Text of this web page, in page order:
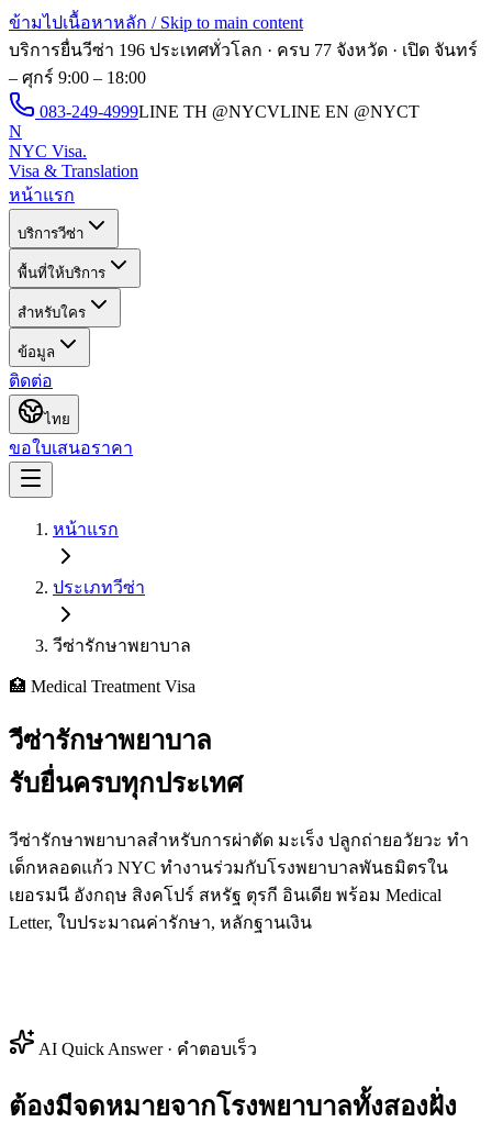
ข้ามไปเนื้อหาหลัก / Skip to main content
บริการยื่นวีซ่า 196 ประเทศทั่วโลก · ครบ 77 จังหวัด · เปิด จันทร์
– ศุกร์ 9:00 – 18:00
083-249-4999LINE TH @NYCVLINE EN @NYCT
N
NYC Visa.
Visa & Translation
หน้าแรก
บริการวีซ่า
พื้นที่ให้บริการ
สำหรับใคร
ข้อมูล
ติดต่อ
ไทย
ขอใบเสนอราคา
หน้าแรก
ประเภทวีซ่า
วีซ่ารักษาพยาบาล
🏥 Medical Treatment Visa
วีซ่ารักษาพยาบาล
รับยื่นครบทุกประเทศ
วีซ่ารักษาพยาบาลสำหรับการผ่าตัด มะเร็ง ปลูกถ่ายอวัยวะ ทำ
เด็กหลอดแก้ว NYC ทำงานร่วมกับโรงพยาบาลพันธมิตรใน
เยอรมนี อังกฤษ สิงคโปร์ สหรัฐ ตุรกี อินเดีย พร้อม Medical
Letter, ใบประมาณค่ารักษา, หลักฐานเงิน
AI Quick Answer · คำตอบเร็ว
ต้องมีจดหมายจากโรงพยาบาลทั้งสองฝั่ง